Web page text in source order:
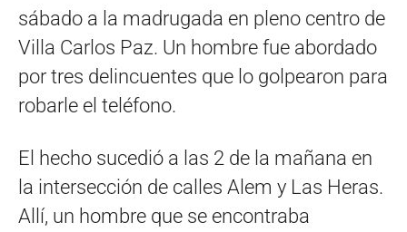
sábado a la madrugada en pleno centro de
Villa Carlos Paz. Un hombre fue abordado
por tres delincuentes que lo golpearon para
robarle el teléfono.
El hecho sucedió a las 2 de la mañana en
la intersección de calles Alem y Las Heras.
Allí, un hombre que se encontraba